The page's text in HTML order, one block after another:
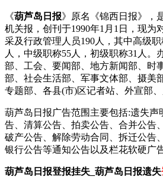
《葫芦岛日报》原名《锦西日报》，
机关报，创刊于1990年1月1日，现为
采及行政管理人员190人，其中高级
人，中级职称55人，初级职称31人。
部、工会、要闻部、地方新闻部、时
部、社会生活部、军事文体部、摄美
专题部、各县(市)区记者站、外宣部、
葫芦岛日报广告范围主要包括:遗失声
告、清算公告、拍卖公告、合并公告
破产公告、解除劳动合同、拆迁公告
银行公告等通知公告以及栏花软硬广
葫芦岛日报登报挂失_葫芦岛日报遗失